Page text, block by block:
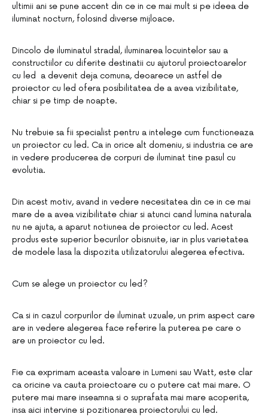
ultimii ani se pune accent din ce in ce mai mult si pe ideea de
iluminat nocturn, folosind diverse mijloace.
Dincolo de iluminatul stradal, iluminarea locuintelor sau a
constructiilor cu diferite destinatii cu ajutorul proiectoarelor
cu led a devenit deja comuna, deoarece un astfel de
proiector cu led ofera posibilitatea de a avea vizibilitate,
chiar si pe timp de noapte.
Nu trebuie sa fii specialist pentru a intelege cum functioneaza
un proiector cu led. Ca in orice alt domeniu, si industria ce are
in vedere producerea de corpuri de iluminat tine pasul cu
evolutia.
Din acest motiv, avand in vedere necesitatea din ce in ce mai
mare de a avea vizibilitate chiar si atunci cand lumina naturala
nu ne ajuta, a aparut notiunea de proiector cu led. Acest
produs este superior becurilor obisnuite, iar in plus varietatea
de modele lasa la dispozita utilizatorului alegerea efectiva.
Cum se alege un proiector cu led?
Ca si in cazul corpurilor de iluminat uzuale, un prim aspect care
are in vedere alegerea face referire la puterea pe care o
are un proiector cu led.
Fie ca exprimam aceasta valoare in Lumeni sau Watt, este clar
ca oricine va cauta proiectoare cu o putere cat mai mare. O
putere mai mare inseamna si o suprafata mai mare acoperita,
insa aici intervine si pozitionarea proiectorului cu led.